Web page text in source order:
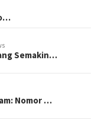
Semakin…
Nomor …